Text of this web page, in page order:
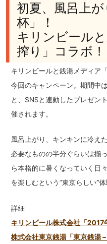
初夏、風呂上
杯」！
キリンビール
搾り」コラボ！
キリンビールと銭湯メディア
今回のキャンペーン。期間中
と、SNSと連動したプレゼン
催されます。
風呂上がり、キンキンに冷え
必要なものの半分ぐらいは揃
ら本格的に暑くなっていく日
を楽しむという“東京らしい”
詳細
キリンビール株式会社「2017
株式会社東京銭湯「東京銭湯